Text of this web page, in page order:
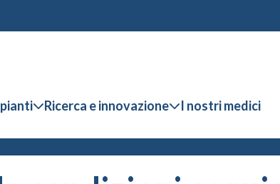
Ricerca e innovazione I nostri medici